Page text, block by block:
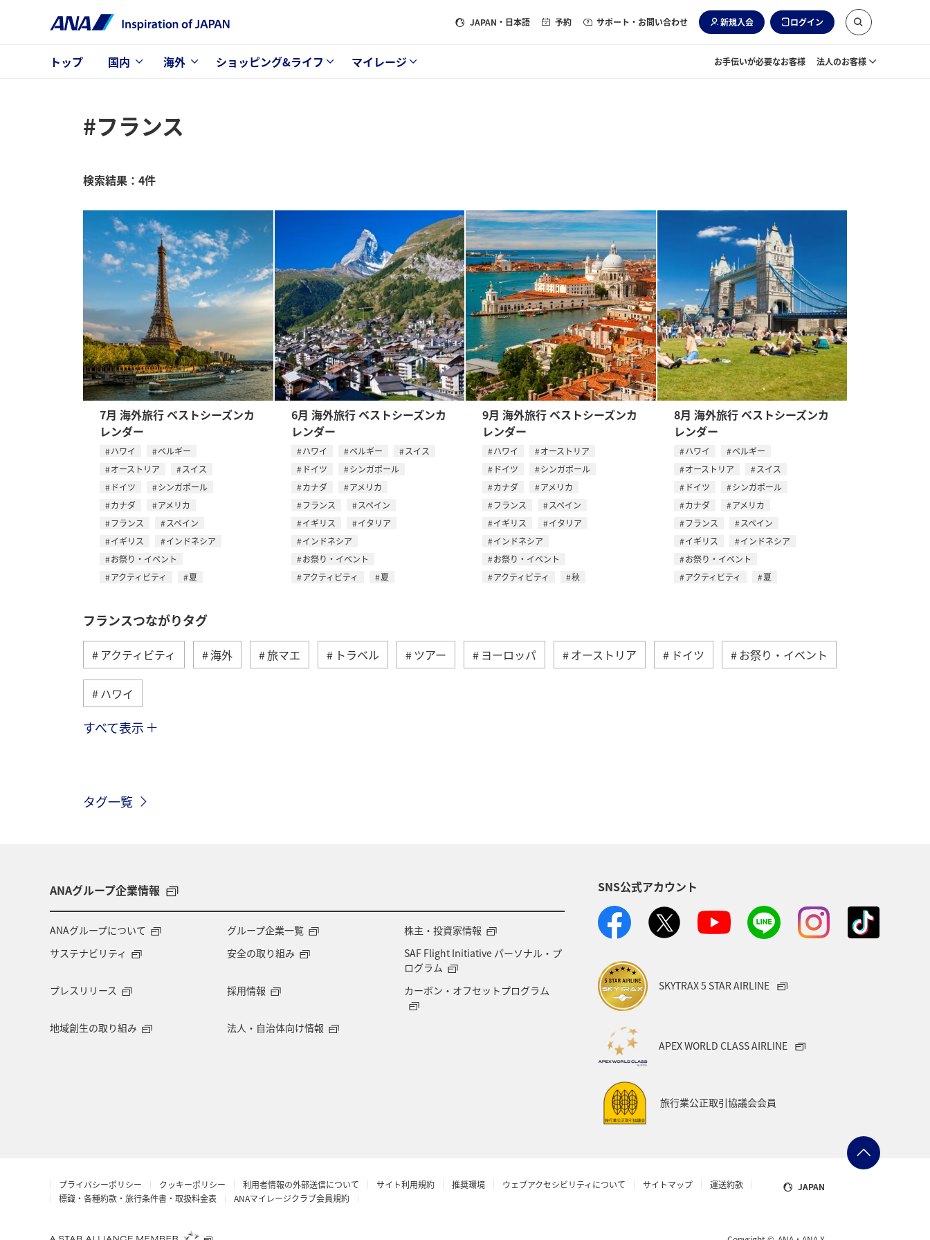
JAPAN ・日本語 予約 サポート・お問い合わせ 新規入会 ログイン
トップ 国内 海外 ショッピング&ライフ マイレージ お手伝いが必要なお客様 法人のお客様
#フランス
検索結果：4件
7月 海外旅行 ベストシーズンカ
レンダー
ハワイ
ベルギー
オーストリア
スイス
ドイツ
シンガポール
カナダ
アメリカ
フランス
スペイン
イギリス
インドネシア
お祭り・イベント
アクティビティ
夏
6月 海外旅行 ベストシーズンカ
レンダー
ハワイ ベルギー
スイス
ドイツ
シンガポール
カナダ
アメリカ
フランス
スペイン
イギリス
イタリア
インドネシア
お祭り・イベント
アクティビティ
夏
9月 海外旅行 ベストシーズンカ
レンダー
ハワイ
オーストリア
ドイツ
シンガポール
カナダ
アメリカ
フランス
スペイン
イギリス
イタリア
インドネシア
お祭り・イベント
アクティビティ
秋
8月 海外旅行 ベストシーズンカ
レンダー
ハワイ
ベルギー
オーストリア
スイス
ドイツ
シンガポール
カナダ
アメリカ
フランス
スペイン
イギリス
インドネシア
お祭り・イベント
アクティビティ
夏
フランスつながりタグ
アクティビティ 海外 旅マエ トラベル ツアー ヨーロッパ オーストリア ドイツ お祭り・イベント
ハワイ
アメリカ
オーストラリア
すべて表示
タグ一覧
ANAグループ企業情報
ANAグループについて グループ企業一覧
株主・投資家情報
サステナビリティ
安全の取り組み
SAF Flight Initiative パーソナル・プ
ログラム
プレスリリース
採用情報 カーボン・オフセットプログラム
地域創生の取り組み 法人・自治体向け情報
SNS公式アカウント
SKYTRAX 5 STAR AIRLINE
APEX WORLD CLASS AIRLINE
旅行業公正取引協議会会員
プライバシーポリシー クッキーポリシー 利用者情報の外部送信について サイト利用規約 推奨環境 ウェブアクセシビリティについて サイトマップ
運送約款
標識・各種約款・旅行条件書・取扱料金表
ANAマイレージクラブ会員規約
JAPAN